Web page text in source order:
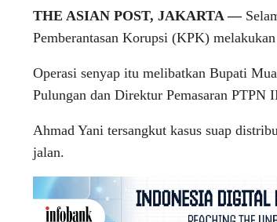
THE ASIAN POST, JAKARTA ―
Pemberantasan Korupsi (KPK)
Operasi senyap itu melibatkan Bupati
Pulungan dan Direktur Pemasaran
Ahmad Yani tersangkut kasus suap
jalan.